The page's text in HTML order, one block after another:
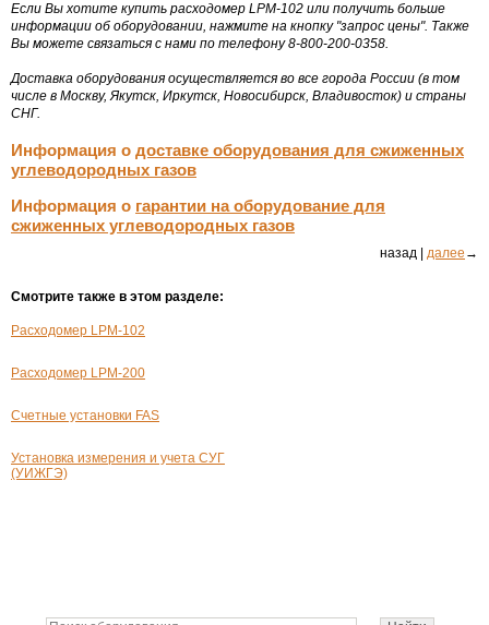
Если Вы хотите купить расходомер LPM-102 или получить больше
информации об оборудовании, нажмите на кнопку "запрос цены". Также
Вы можете связаться с нами по телефону 8-800-200-0358.
Доставка оборудования осуществляется во все города России (в том
числе в Москву, Якутск, Иркутск, Новосибирск, Владивосток) и страны
СНГ.
Информация о доставке оборудования для сжиженных
углеводородных газов
Информация о гарантии на оборудование для
сжиженных углеводородных газов
назад | далее →
Смотрите также в этом разделе:
Расходомер LPM-102
Расходомер LPM-200
Счетные установки FAS
Установка измерения и учета СУГ
(УИЖГЭ)